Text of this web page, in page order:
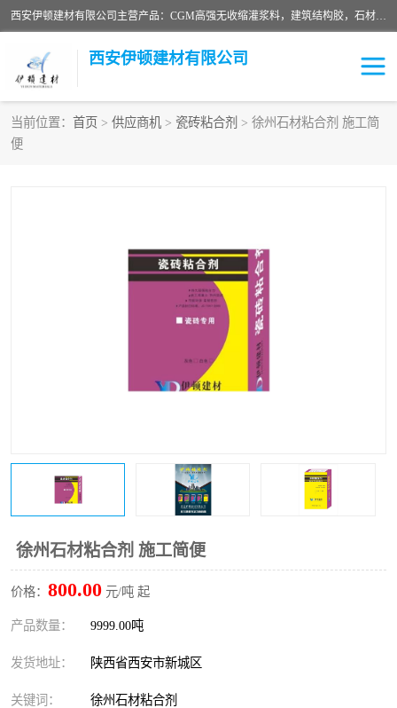
西安伊顿建材有限公司主营产品：CGM高强无收缩灌浆料，建筑结构胶，石材粘合剂，柔性防水材料，环氧修补砂浆等在各个行业得到了客户认可。
西安伊顿建材有限公司
当前位置： 首页 > 供应商机 > 瓷砖粘合剂 > 徐州石材粘合剂 施工简
便
徐州石材粘合剂 施工简便
价格： 800.00 元/吨 起
产品数量： 9999.00吨
发货地址： 陕西省西安市新城区
关键词： 徐州石材粘合剂
沥青冷补料
速凝剂
金刚砂
膨胀剂 混凝土防碳化涂料
融雪剂